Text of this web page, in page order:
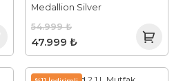
Medallion Silver
47.999 ₺
54.999 ₺